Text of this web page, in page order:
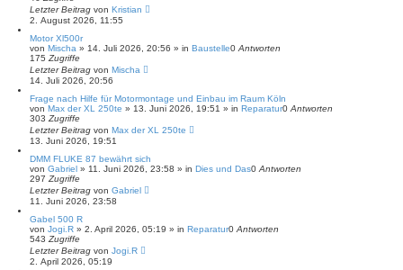
c
h
Letzter Beitrag von Kristian
2. August 2026, 11:55
Motor Xl500r
von Mischa » 14. Juli 2026, 20:56 » in Baustelle0 Antworten
175 Zugriffe
Letzter Beitrag von Mischa
14. Juli 2026, 20:56
Frage nach Hilfe für Motormontage und Einbau im Raum Köln
von Max der XL 250te » 13. Juni 2026, 19:51 » in Reparatur0 Antworten
303 Zugriffe
Letzter Beitrag von Max der XL 250te
13. Juni 2026, 19:51
DMM FLUKE 87 bewährt sich
von Gabriel » 11. Juni 2026, 23:58 » in Dies und Das0 Antworten
297 Zugriffe
Letzter Beitrag von Gabriel
11. Juni 2026, 23:58
Gabel 500 R
von Jogi.R » 2. April 2026, 05:19 » in Reparatur0 Antworten
543 Zugriffe
Letzter Beitrag von Jogi.R
2. April 2026, 05:19